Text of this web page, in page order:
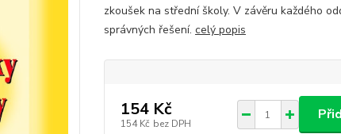
zkoušek na střední školy. V závěru každého
správných řešení. celý popis
154 Kč
154 Kč bez DPH